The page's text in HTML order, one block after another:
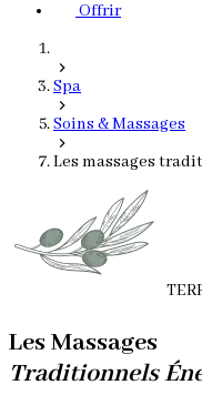
Offrir
Spa
Soins & Massages
Les massages
Les Massages
Traditionnels